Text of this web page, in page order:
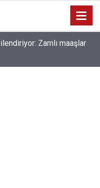
Zamlı maaşlar